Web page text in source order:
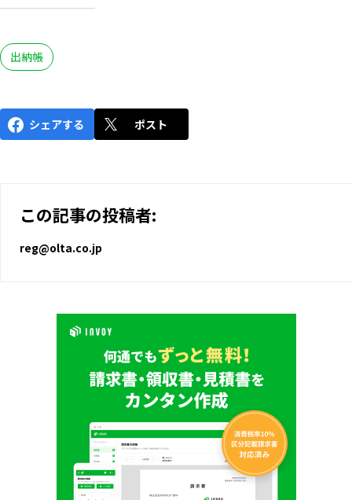
出納帳
シェアする ポスト
この記事の投稿者:
reg@olta.co.jp